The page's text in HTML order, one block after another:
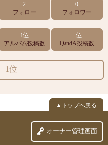
2
フォロー
0
フォロワー
1位
アルバム投稿数
- 位
QandA投稿数
1位
▲トップへ戻る
オーナー管理画面